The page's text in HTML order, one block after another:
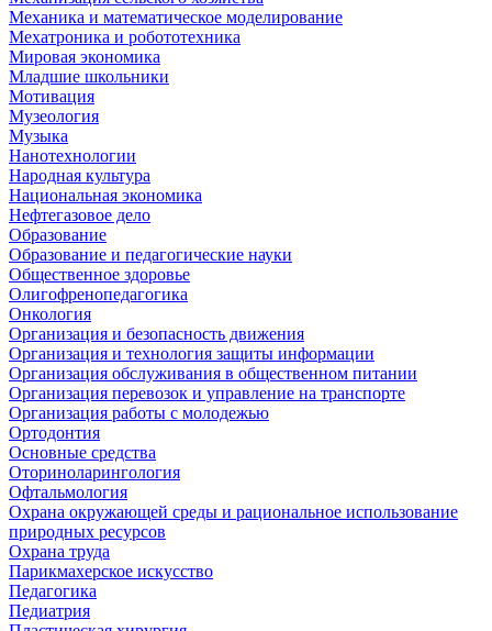
Механика и математическое моделирование
Мехатроника и робототехника
Мировая экономика
Младшие школьники
Мотивация
Музеология
Музыка
Нанотехнологии
Народная культура
Национальная экономика
Нефтегазовое дело
Образование
Образование и педагогические науки
Общественное здоровье
Олигофренопедагогика
Онкология
Организация и безопасность движения
Организация и технология защиты информации
Организация обслуживания в общественном питании
Организация перевозок и управление на транспорте
Организация работы с молодежью
Ортодонтия
Основные средства
Оториноларингология
Офтальмология
Охрана окружающей среды и рациональное использование
природных ресурсов
Охрана труда
Парикмахерское искусство
Педагогика
Педиатрия